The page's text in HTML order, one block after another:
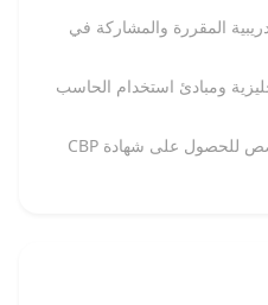
المقررة والمشاركة في
ومبادئ استخدام الحاسب
اجتياز الاختبار النهائي المخصص للحصول على شهادة CBP